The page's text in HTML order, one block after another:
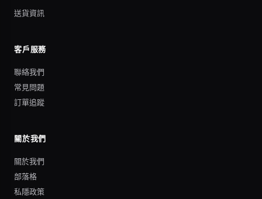
送貨資訊
客戶服務
聯絡我們
常見問題
訂單追蹤
關於我們
關於我們
部落格
私隱政策